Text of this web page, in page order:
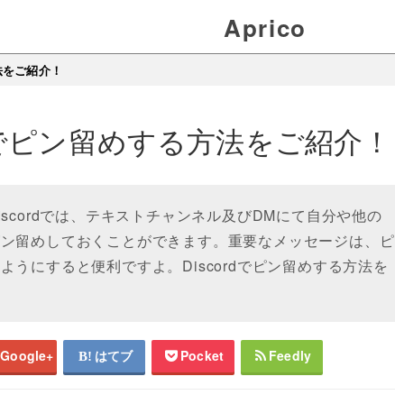
Aprico
ご紹介！
ン留めする方法をご紹介！
では、テキストチャンネル及びDMにて自分や他の
留めしておくことができます。重要なメッセージは、ピ
うにすると便利ですよ。Discordでピン留めする方法を
Google+ はてブ Pocket Feedly